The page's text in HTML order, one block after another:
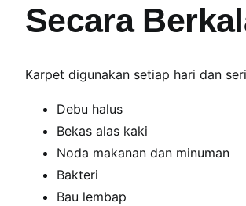
o
d
Secara
Karpet digunakan setiap hari dan
Debu halus
Bekas alas kaki
Noda makanan dan minuman
Bakteri
Bau lembap